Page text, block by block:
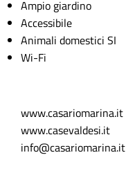
Ampio giardino
Accessibile
Animali domestici SI
Wi-Fi
www.casariomarina.it
www.casevaldesi.it
info@casariomarina.it